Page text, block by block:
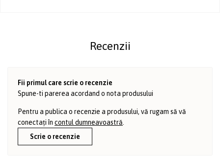
Recenzii
Fii primul care scrie o recenzie
Spune-ti parerea acordand o nota produsului
Pentru a publica o recenzie a produsului, vă rugam să vă
conectați în contul dumneavoastră.
Scrie o recenzie